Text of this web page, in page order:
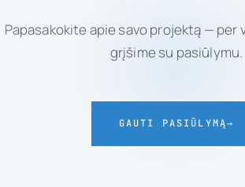
Papasakokite apie savo projektą — per
grįšime su pasiūlymu.
GAUTI PASIŪLYMĄ→